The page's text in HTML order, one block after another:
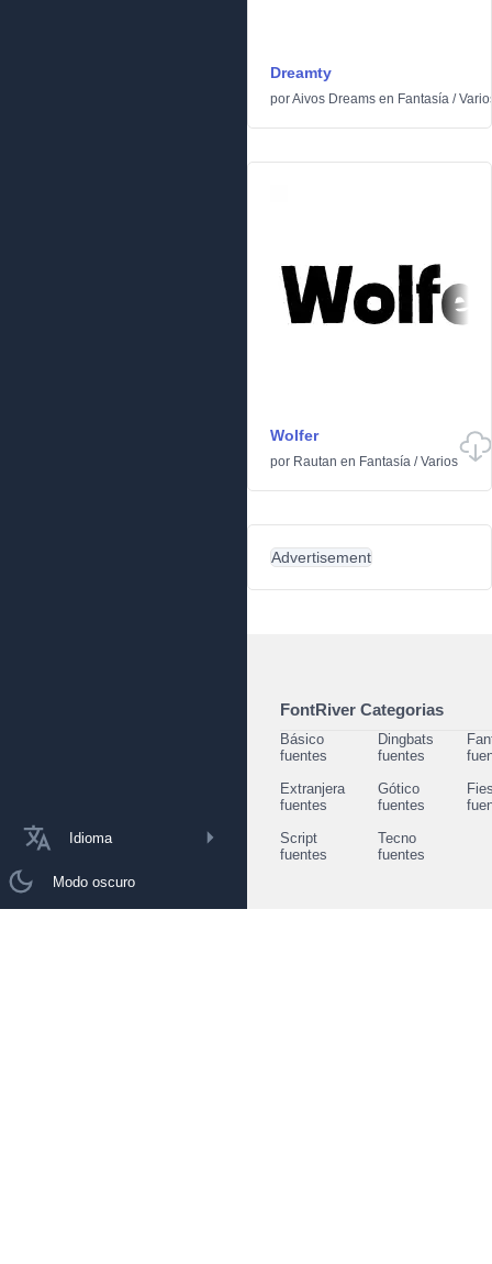
Idioma
Modo oscuro
Dreamty
porAivos Dreams en Fantasía /
Wolfer
por Rautan en Fantasía /Varios
Advertisement
FontRiver Categorias
Básico
fuentes
Dingbats
fuentes
Extranjera
fuentes
Gótico
fuentes
Script
fuentes
Tecno
fuentes